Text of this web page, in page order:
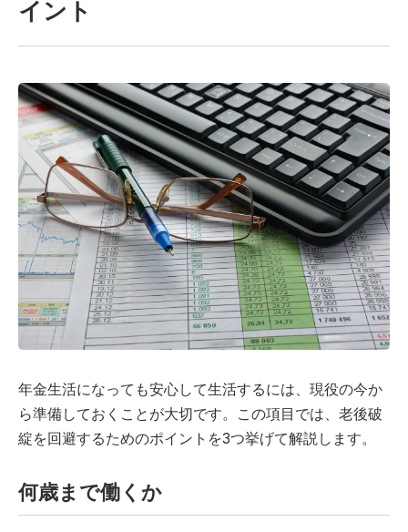
イント
年金生活になっても安心して生活するには、現役の今か
ら準備しておくことが大切です。この項目では、老後破
綻を回避するためのポイントを3つ挙げて解説します。
何歳まで働くか